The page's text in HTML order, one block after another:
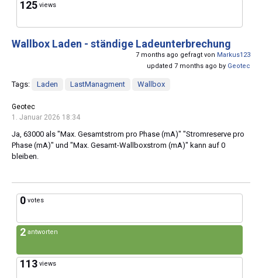
125 views
Wallbox Laden - ständige Ladeunterbrechung
7 months ago gefragt von Markus123
updated 7 months ago by Geotec
Tags: Laden LastManagment Wallbox
Geotec
1. Januar 2026 18:34
Ja, 63000 als "Max. Gesamtstrom pro Phase (mA)" "Stromreserve pro
Phase (mA)" und "Max. Gesamt-Wallboxstrom (mA)" kann auf 0
bleiben.
0 votes
2 antworten
113 views